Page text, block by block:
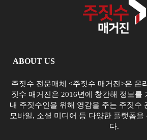
ABOUT US
주짓수 전문매체 <주짓수 매거진>은 온
짓수 매거진은 2016년에 창간해 정보를
내 주짓수인을 위해 영감을 주는 주짓수
모바일, 소셜 미디어 등 다양한 플랫폼을
다.